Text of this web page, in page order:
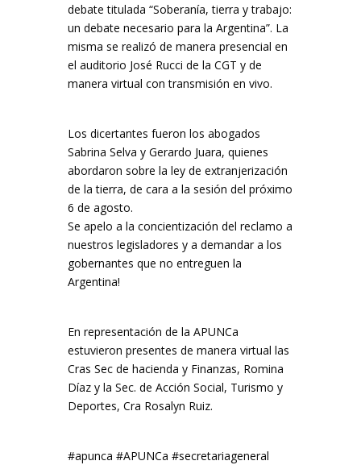
debate titulada “Soberanía, tierra y trabajo:
un debate necesario para la Argentina”. La
misma se realizó de manera presencial en
el auditorio José Rucci de la CGT y de
manera virtual con transmisión en vivo.
Los dicertantes fueron los abogados
Sabrina Selva y Gerardo Juara, quienes
abordaron sobre la ley de extranjerización
de la tierra, de cara a la sesión del próximo
6 de agosto.
Se apelo a la concientización del reclamo a
nuestros legisladores y a demandar a los
gobernantes que no entreguen la
Argentina!
En representación de la APUNCa
estuvieron presentes de manera virtual las
Cras Sec de hacienda y Finanzas, Romina
Díaz y la Sec. de Acción Social, Turismo y
Deportes, Cra Rosalyn Ruiz.
#apunca #APUNCa #secretariageneral